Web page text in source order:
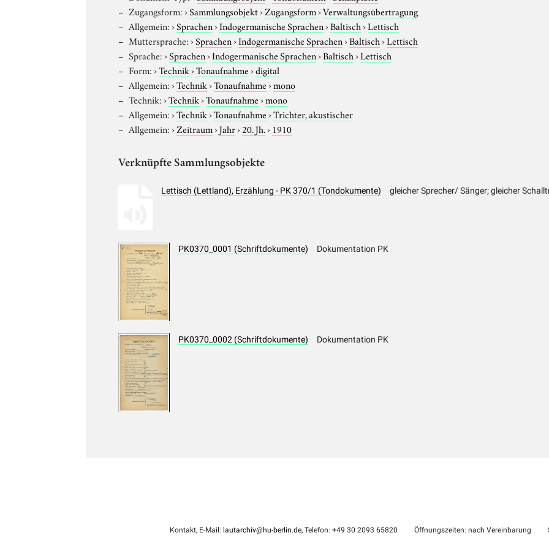
Zugangsform:›Sammlungsobjekt›Zugangsform›Verwaltungsübertragung
Allgemein:›Sprachen›Indogermanische Sprachen›Baltisch›Lettisch
Muttersprache:›Sprachen›Indogermanische Sprachen›Baltisch›Lettisch
Sprache:›Sprachen›Indogermanische Sprachen›Baltisch›Lettisch
Form:›Technik›Tonaufnahme›digital
Allgemein:›Technik›Tonaufnahme›mono
Technik:›Technik›Tonaufnahme›mono
Allgemein:›Technik›Tonaufnahme›Trichter, akustischer
Allgemein:›Zeitraum›Jahr›20. Jh.› 1910
Verknüpfte Sammlungsobjekte
Lettisch (Lettland), Erzählung - PK 370/1 (Tondokumente) gleicher Sprecher/ Sänger; gleicher
PK0370_0001 (Schriftdokumente) Dokumentation PK
PK0370_0002 (Schriftdokumente) Dokumentation PK
Kontakt, E-Mail: lautarchiv@hu-berlin.de, Telefon: +49 30 2093 65820 Öffnungszeiten: nach Vereinbarung